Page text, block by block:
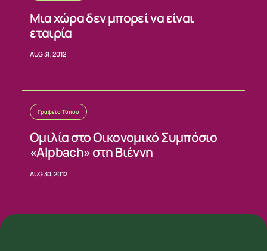
Μια χώρα δεν μπορεί να είναι
εταιρία
AUG 31, 2012
Γραφείο Τύπου
Ομιλία στο Οικονομικό Συμπόσιο
«Alpbach» στη Βιέννη
AUG 30, 2012